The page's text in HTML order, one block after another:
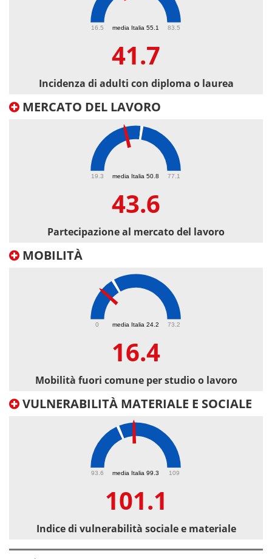
media Italia 55.1
16.5 83.5
41.7
Incidenza di adulti con diploma o laurea
MERCATO DEL LAVORO
media Italia 50.8
19.3 77.1
43.6
Partecipazione al mercato del lavoro
MOBILITÀ
media Italia 24.2
0 73.2
16.4
Mobilità fuori comune per studio o lavoro
VULNERABILITÀ MATERIALE E SOCIALE
media Italia 99.3
93.6 109
101.1
Indice di vulnerabilità sociale e materiale